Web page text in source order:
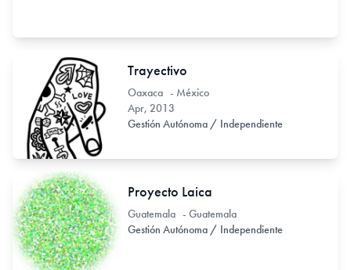
Trayectivo
Oaxaca - México
Apr, 2013
Gestión Autónoma / Independiente
Proyecto Laica
Guatemala - Guatemala
Gestión Autónoma / Independiente